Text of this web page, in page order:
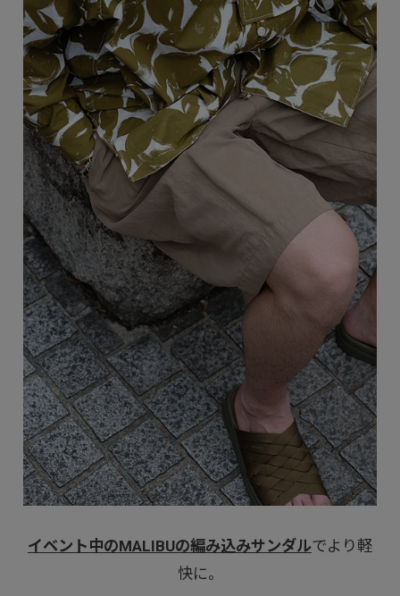
イベント中のMALIBUの編み込みサンダルでより軽
快に。